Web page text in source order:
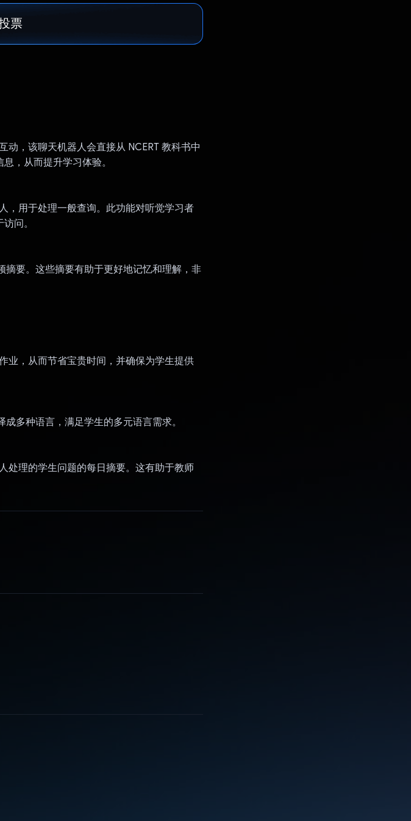
票
动，该聊天机器人会直接从 NCERT 教科书中
，从而提升学习体验。
，用于处理一般查询。此功能对听觉学习者
问。
摘要。这些摘要有助于更好地记忆和理解，非
业，从而节省宝贵时间，并确保为学生提供
多种语言，满足学生的多元语言需求。
处理的学生问题的每日摘要。这有助于教师